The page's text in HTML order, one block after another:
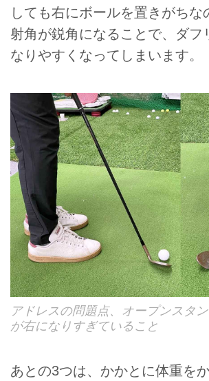
しても右にボールを置きがちな
射角が鋭角になることで、ダフ
なりやすくなってしまいます。
アドレスの問題点、オープンスタ
が右になりすぎていること
あとの3つは、かかとに体重を